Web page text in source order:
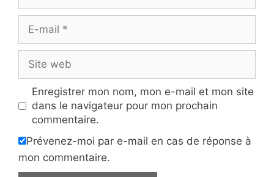
mail
web
Enregistrer mon nom, mon e-mail et mon site
dans le navigateur pour mon prochain
commentaire.
Prévenez-moi par e-mail en cas de réponse à
mon commentaire.